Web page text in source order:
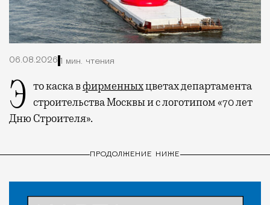
06.08.2026 1 мин. чтения
Это каска вфирменныхцветах департамента
строительства Москвы и с логотипом «70 лет
Дню Строителя».
ПРОДОЛЖЕНИЕ НИЖЕ